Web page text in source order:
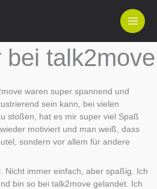
bei talk2move
waren super spannend und
sein kann, bei vielen
stoßen, hat es mir super viel Spaß
motiviert und man weiß, dass
sondern vor allem für andere
Nicht immer einfach, aber spaßig. Ich
bin so bei talk2move gelandet. Ich